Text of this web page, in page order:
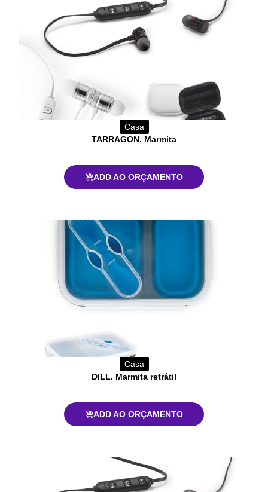
Casa
TARRAGON. Marmita
ADD AO ORÇAMENTO
Casa
DILL. Marmita retrátil
ADD AO ORÇAMENTO